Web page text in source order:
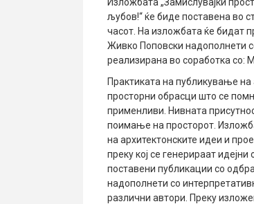
љубов!“ ќе биде поставена во
часот. На изложбата ќе бидат
Живко Поповски надополнети
реализирана во соработка со:
Практиката на публикување на
просторни обрасци што се
применливи. Нивната
поимање на просторот.
на архитектонските идеи и
преку кој се генерираат
поставени публикации со
надополнети со
различни автори. Преку